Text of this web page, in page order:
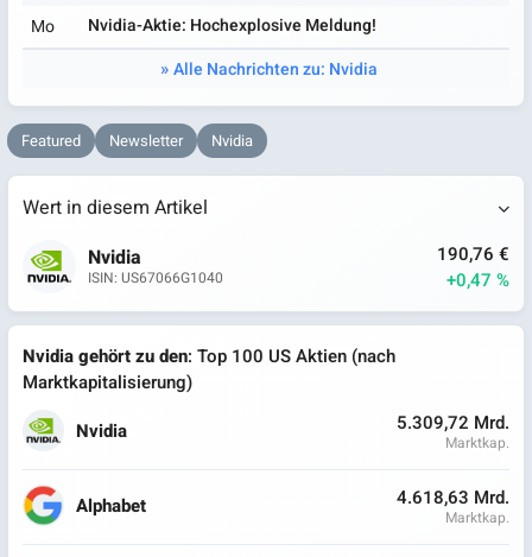
Mo
Nvidia-Aktie: Hochexplosive Meldung!
Alle Nachrichten zu: Nvidia
Featured Newsletter Nvidia
Wert in diesem Artikel
Nvidia
ISIN: US67066G1040
190,76 €
+0,47 %
Nvidia gehört zu den: Top 100 US Aktien (nach
Marktkapitalisierung)
Nvidia
5.309,72 Mrd.
Marktkap.
Alphabet 4.618,63 Mrd.
Marktkap.